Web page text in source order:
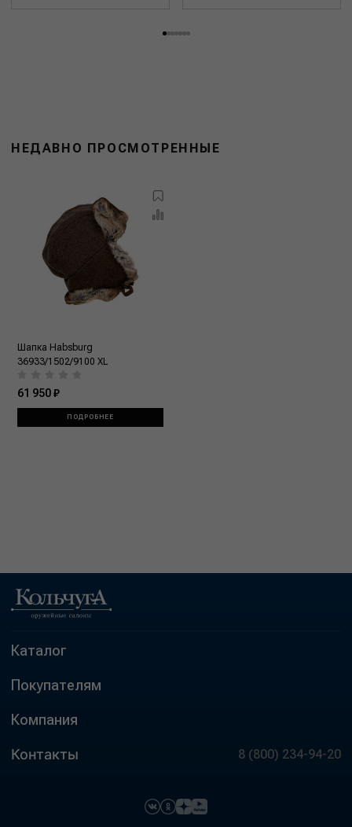
НЕДАВНО ПРОСМОТРЕННЫЕ
Шапка Habsburg
36933/1502/9100 XL
61 950 ₽
ПОДРОБНЕЕ
Каталог
Покупателям
Компания
Контакты 8 (800) 234-94-20